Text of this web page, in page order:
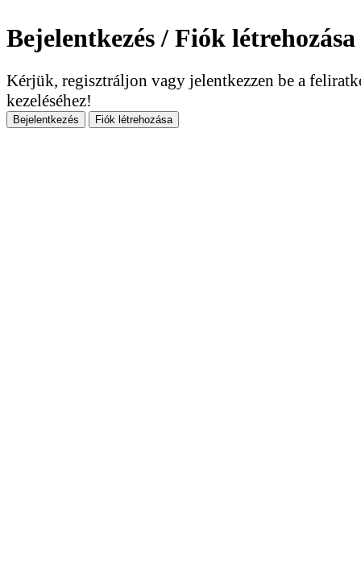
Bejelentkezés / Fiók létrehozása
Kérjük, regisztráljon vagy jelentkezzen be a
kezeléséhez!
Bejelentkezés Fiók létrehozása